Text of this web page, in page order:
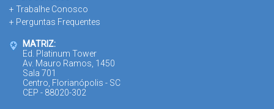
+ Trabalhe Conosco
+ Perguntas Frequentes
MATRIZ:
Ed. Platinum Tower
Av. Mauro Ramos, 1450
Sala 701
Centro, Florianópolis - SC
CEP - 88020-302